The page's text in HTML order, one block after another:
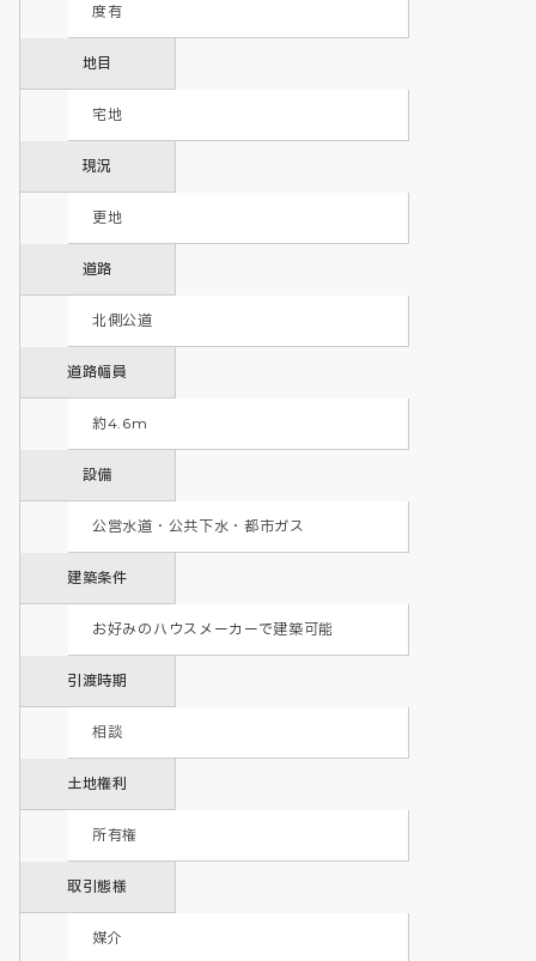
度有
地目
宅地
現況
更地
道路
北側公道
道路幅員
約4.6m
設備
公営水道・公共下水・都市ガス
建築条件
お好みのハウスメーカーで建築可能
引渡時期
相談
土地権利
所有権
取引態様
媒介